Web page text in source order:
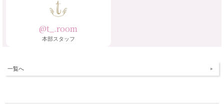
@t_.room
本部スタッフ
一覧へ